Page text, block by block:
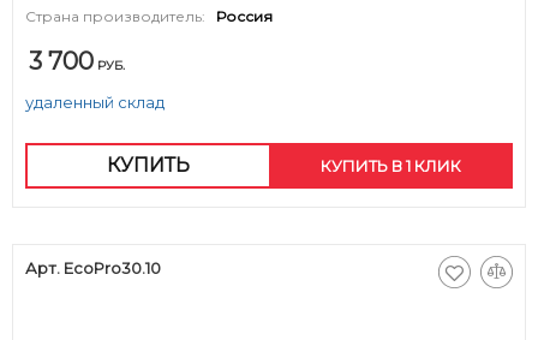
Страна производитель:
Россия
3 700 РУБ.
удаленный склад
КУПИТЬ КУПИТЬ В 1 КЛИК
Арт. EcoPro30.10